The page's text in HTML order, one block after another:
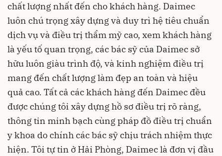
chất lượng nhất đến cho khách hàng. Daimec
luôn chú trọng xây dựng và duy trì hệ tiêu chuẩn
dịch vụ và điều trị thẩm mỹ cao, xem khách hàng
là yếu tố quan trọng, các bác sỹ của Daimec sở
hữu luôn giàu trình độ, và kinh nghiệm điều trị
mang đến chất lượng làm đẹp an toàn và hiệu
quả cao. Tất cả các khách hàng đến Daimec đều
được chúng tôi xây dựng hồ sơ điều trị rõ ràng,
thông tin minh bạch cùng pháp đồ điều trị chuẩn
y khoa do chính các bác sỹ chịu trách nhiệm thực
hiện. Tôi tự tin ở Hải Phòng, Daimec là đơn vị đầu